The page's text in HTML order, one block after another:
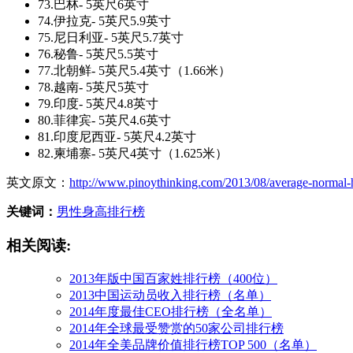
73.巴林- 5英尺6英寸
74.伊拉克- 5英尺5.9英寸
75.尼日利亚- 5英尺5.7英寸
76.秘鲁- 5英尺5.5英寸
77.北朝鲜- 5英尺5.4英寸（1.66米）
78.越南- 5英尺5英寸
79.印度- 5英尺4.8英寸
80.菲律宾- 5英尺4.6英寸
81.印度尼西亚- 5英尺4.2英寸
82.柬埔寨- 5英尺4英寸（1.625米）
英文原文： http://www.pinoythinking.com/2013/08/average-
关键词： 男性身高排行榜
相关阅读:
2013年版中国百家姓排行榜（400位）
2013中国运动员收入排行榜（名单）
2014年度最佳CEO排行榜（全名单）
2014年全球最受赞赏的50家公司排行榜
2014年全美品牌价值排行榜TOP 500（名单）